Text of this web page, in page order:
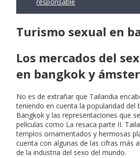
responsable
Turismo sexual en
Los mercados del
en bangkok y
No es de extrañar que Tailandia
teniendo en cuenta la popularidad del
Bangkok y las representaciones que
películas como La resaca parte II.
templos ornamentados y hermosas
cuenta con algunas de las cifras más
de la industria del sexo del mundo.